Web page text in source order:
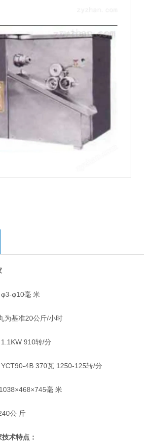
φ10毫 米
基准20公斤/小时
910转/分
4B 370瓦 1250-125转/分
毫 米
公 斤
术特点：